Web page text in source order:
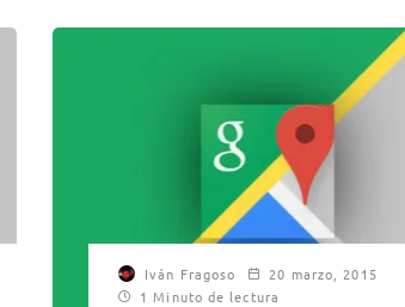
Iván Fragoso
20 marzo, 2015
1 Minuto de lectura